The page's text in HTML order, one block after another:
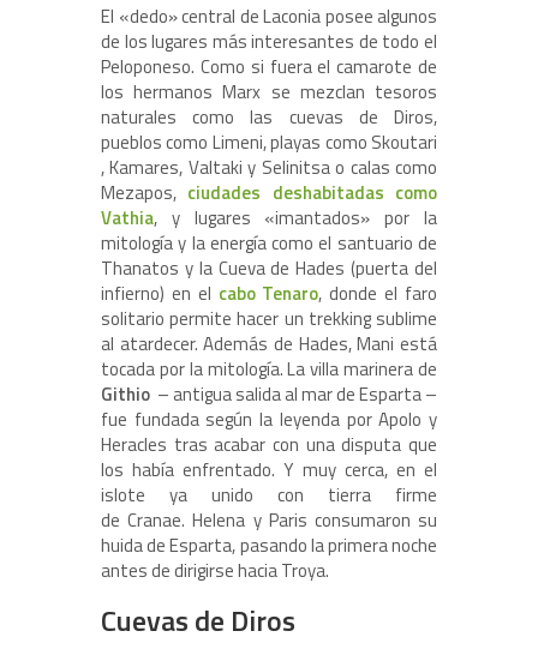
El «dedo» central de Laconia posee algunos
de los lugares más interesantes de todo el
Peloponeso. Como si fuera el camarote de
los hermanos Marx se mezclan tesoros
naturales como las cuevas de Diros,
pueblos como Limeni, playas como Skoutari
, Kamares, Valtaki y Selinitsa o calas como
Mezapos, ciudades deshabitadas como
Vathia, y lugares «imantados» por la
mitología y la energía como el santuario de
Thanatos y la Cueva de Hades (puerta del
infierno) en el cabo Tenaro, donde el faro
solitario permite hacer un trekking sublime
al atardecer. Además de Hades, Mani está
tocada por la mitología. La villa marinera de
Githio – antigua salida al mar de Esparta –
fue fundada según la leyenda por Apolo y
Heracles tras acabar con una disputa que
los había enfrentado. Y muy cerca, en el
islote ya unido con tierra firme
de Cranae. Helena y Paris consumaron su
huida de Esparta, pasando la primera noche
antes de dirigirse hacia Troya.
Cuevas de Diros